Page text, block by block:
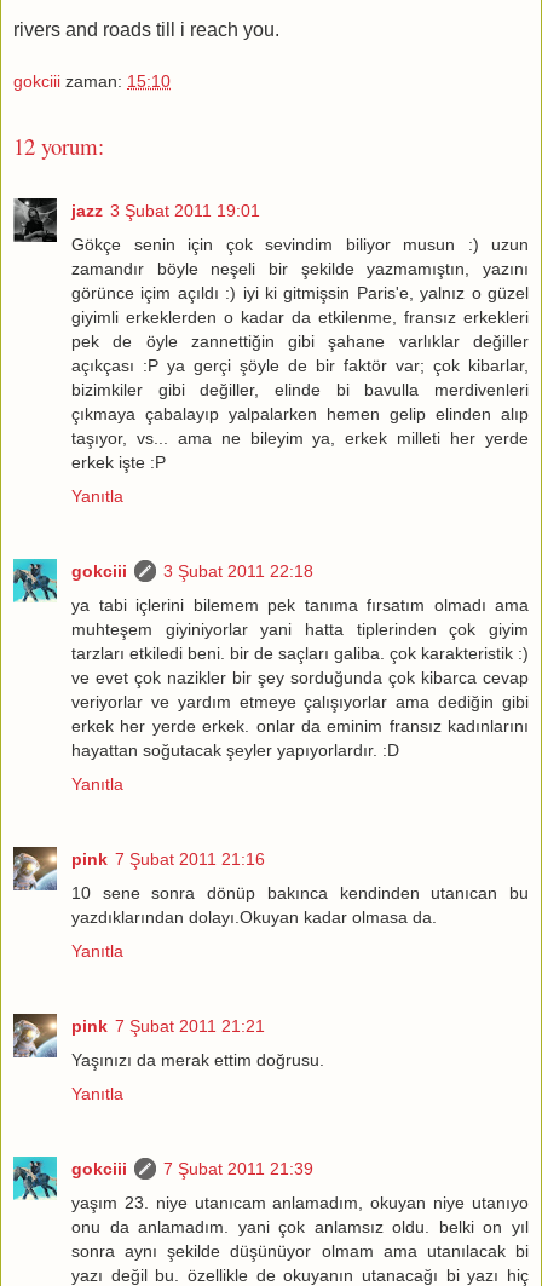
rivers and roads till i reach you.
gokciii zaman: 15:10
12 yorum:
jazz 3 Şubat 2011 19:01
Gökçe senin için çok sevindim biliyor musun :) uzun
zamandır böyle neşeli bir şekilde yazmamıştın, yazını
görünce içim açıldı :) iyi ki gitmişsin Paris'e, yalnız o güzel
giyimli erkeklerden o kadar da etkilenme, fransız erkekleri
pek de öyle zannettiğin gibi şahane varlıklar değiller
açıkçası :P ya gerçi şöyle de bir faktör var; çok kibarlar,
bizimkiler gibi değiller, elinde bi bavulla merdivenleri
çıkmaya çabalayıp yalpalarken hemen gelip elinden alıp
taşıyor, vs... ama ne bileyim ya, erkek milleti her yerde
erkek işte :P
Yanıtla
gokciii
3 Şubat 2011 22:18
ya tabi içlerini bilemem pek tanıma fırsatım olmadı ama
muhteşem giyiniyorlar yani hatta tiplerinden çok giyim
tarzları etkiledi beni. bir de saçları galiba. çok karakteristik :)
ve evet çok nazikler bir şey sorduğunda çok kibarca cevap
veriyorlar ve yardım etmeye çalışıyorlar ama dediğin gibi
erkek her yerde erkek. onlar da eminim fransız kadınlarını
hayattan soğutacak şeyler yapıyorlardır. :D
Yanıtla
pink 7 Şubat 2011 21:16
10 sene sonra dönüp bakınca kendinden utanıcan bu
yazdıklarından dolayı.Okuyan kadar olmasa da.
Yanıtla
pink 7 Şubat 2011 21:21
Yaşınızı da merak ettim doğrusu.
Yanıtla
gokciii
7 Şubat 2011 21:39
yaşım 23. niye utanıcam anlamadım, okuyan niye utanıyo
onu da anlamadım. yani çok anlamsız oldu. belki on yıl
sonra aynı şekilde düşünüyor olmam ama utanılacak bi
yazı değil bu. özellikle de okuyanın utanacağı bi yazı hiç